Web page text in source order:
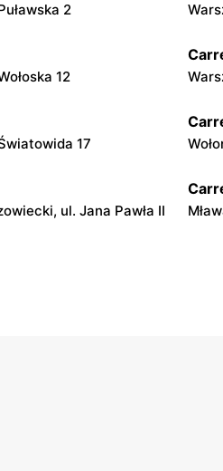
2
12
17
ul. Jana Pawła II